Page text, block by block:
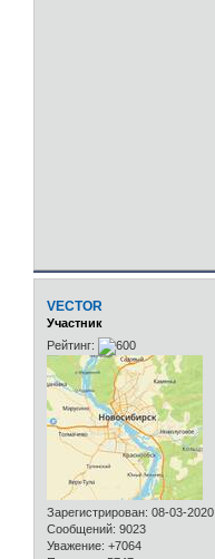
VECTOR
Участник
Рейтинг:
Зарегистрирован: 08-03-2020
Сообщений: 9023
Уважение: +7064